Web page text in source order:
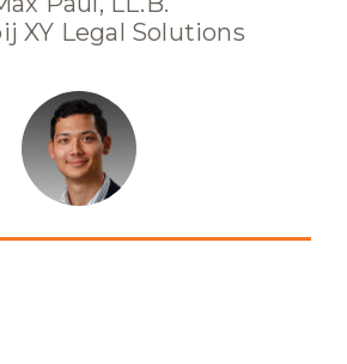
XY Legal Solutions